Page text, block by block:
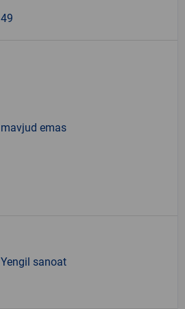
49
mavjud emas
Yengil sanoat